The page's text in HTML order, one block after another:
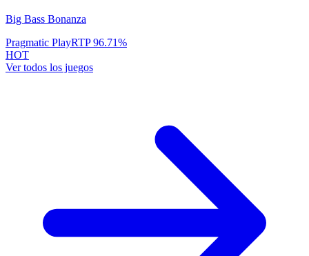
Big Bass Bonanza
Pragmatic PlayRTP96.71%
HOT
Ver todos los juegos